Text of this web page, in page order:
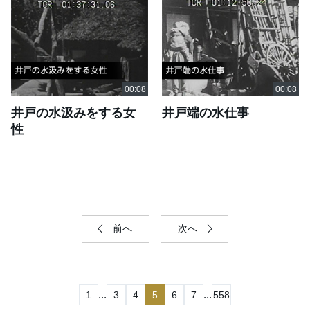
井戸の水汲みをする女
性
井戸端の水仕事
前へ 次へ
1 ... 3 4 5 6 7 ...558